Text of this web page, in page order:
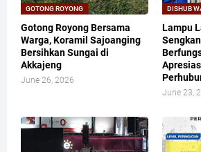
GOTONG ROYONG
Gotong Royong Bersama
Warga, Koramil Sajoanging
Bersihkan Sungai di
Akkajeng
June 26, 2026
DISHUB
Lampu
June 23,